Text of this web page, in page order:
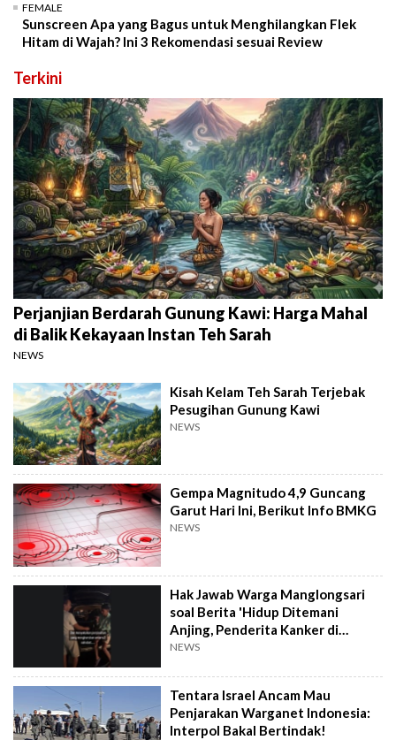
FEMALE
Sunscreen Apa yang Bagus untuk Menghilangkan Flek
Hitam di Wajah? Ini 3 Rekomendasi sesuai Review
Terkini
Perjanjian Berdarah Gunung Kawi: Harga Mahal
di Balik Kekayaan Instan Teh Sarah
NEWS
Kisah Kelam Teh Sarah Terjebak
Pesugihan Gunung Kawi
NEWS
Gempa Magnitudo 4,9 Guncang
Garut Hari Ini, Berikut Info BMKG
NEWS
Hak Jawab Warga Manglongsari
soal Berita 'Hidup Ditemani
Anjing, Penderita Kanker di
Wonosobo Diamuk Warga'
NEWS
Tentara Israel Ancam Mau
Penjarakan Warganet Indonesia:
Interpol Bakal Bertindak!